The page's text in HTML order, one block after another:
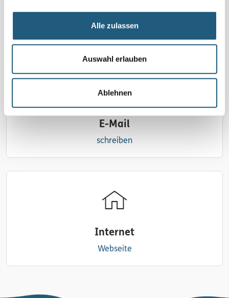
Alle zulassen
Auswahl erlauben
Ablehnen
E-Mail
schreiben
Internet
Webseite